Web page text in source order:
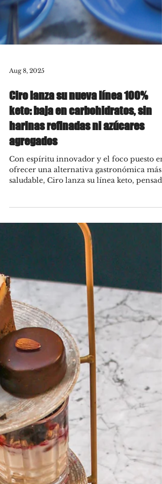
Ciro lanza su nueva línea 100%
harinas refinadas ni azúcares
agregados
Con espíritu innovador y el foco puesto en
ofrecer una alternativa gastronómica más
saludable, Ciro lanza su línea keto, pensada
para...